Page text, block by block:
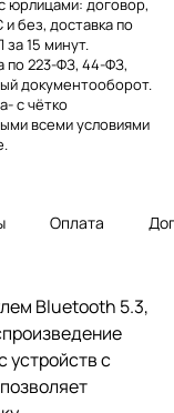
юрлицами: договор,
без, доставка по
за 15 минут.
по 223-ФЗ, 44-ФЗ,
документооборот.
с чётко
всеми условиями
Оплата
Bluetooth 5.3,
устройств с